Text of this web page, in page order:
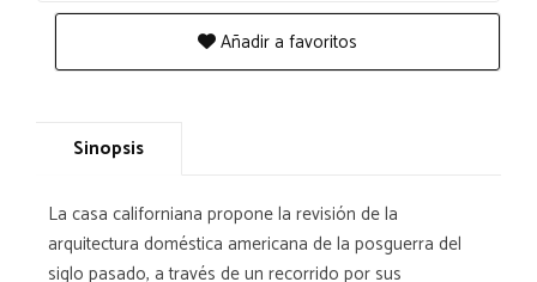
Añadir a favoritos
Sinopsis
La casa californiana propone la revisión de la
arquitectura doméstica americana de la posguerra del
siglo pasado, a través de un recorrido por sus